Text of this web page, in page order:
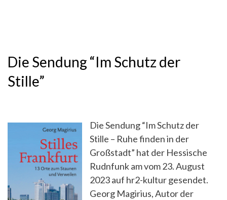
Die Sendung “Im Schutz der
Stille”
Die Sendung “Im Schutz der
Stille – Ruhe finden in der
Großstadt” hat der Hessische
Rudnfunk am vom 23. August
2023 auf hr2-kultur gesendet.
Georg Magirius, Autor der